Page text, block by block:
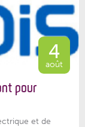
4
août
pour
et de